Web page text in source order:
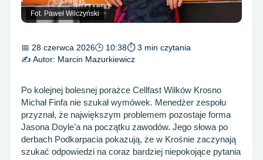
Fot. Paweł Wilczyński
📅 28 czerwca 2026🕒 10:38⏱ 3 min czytania
✍️ Autor: Marcin Mazurkiewicz
Po kolejnej bolesnej porażce Cellfast Wilków Krosno
Michał Finfa nie szukał wymówek. Menedżer zespołu
przyznał, że największym problemem pozostaje forma
Jasona Doyle’a na początku zawodów. Jego słowa po
derbach Podkarpacia pokazują, że w Krośnie zaczynają
szukać odpowiedzi na coraz bardziej niepokojące pytania